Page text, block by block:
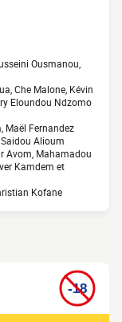
Ousmanou,
Che Malone, Kévin
Eloundou Ndzomo
Maël Fernandez
Alioum
Avom, Mahamadou
Kamdem et
Kofane